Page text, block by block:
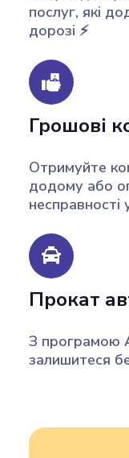
послуг, які
дорозі ⚡️
Грошові
Отримуйте
додому або
несправності
Прокат
З програмою
залишитеся